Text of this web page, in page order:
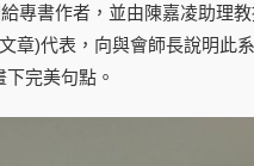
專書作者，並由陳嘉凌助理
章)代表，向與會師長說明此
完美句點。